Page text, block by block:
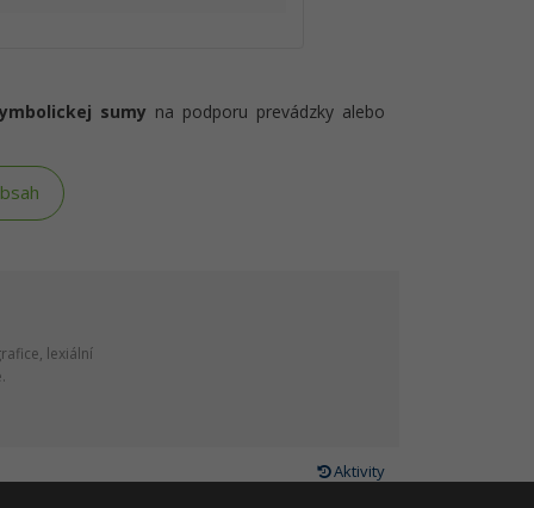
sumy na podporu prevádzky alebo
lexiální
Aktivity